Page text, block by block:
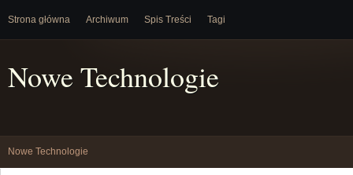
Strona główna Archiwum Spis Treści Tagi
Nowe Technologie
Nowe Technologie